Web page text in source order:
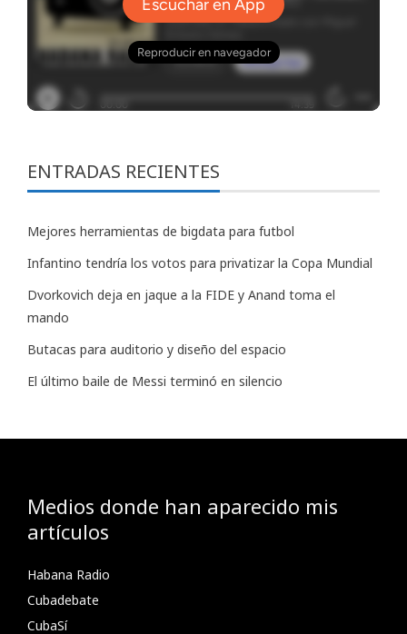
ENTRADAS RECIENTES
Mejores herramientas de bigdata para futbol
Infantino tendría los votos para privatizar la Copa Mundial
Dvorkovich deja en jaque a la FIDE y Anand toma el
mando
Butacas para auditorio y diseño del espacio
El último baile de Messi terminó en silencio
Medios donde han aparecido mis
artículos
Habana Radio
Cubadebate
CubaSí